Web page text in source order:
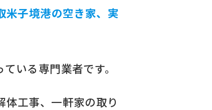
米子境港の空き家、実
いる専門業者です。
工事、一軒家の取り